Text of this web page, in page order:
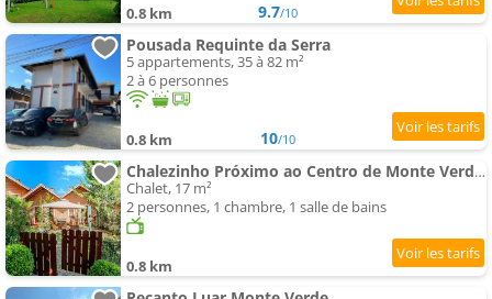
0.8 km 9.7/10
Pousada Requinte da Serra
5 appartements, 35 à 82 m²
2 à 6 personnes
0.8 km 10/10
Chalezinho Próximo ao Centro de Monte Verde/MG
Chalet, 17 m²
2 personnes, 1 chambre, 1 salle de bains
0.8 km